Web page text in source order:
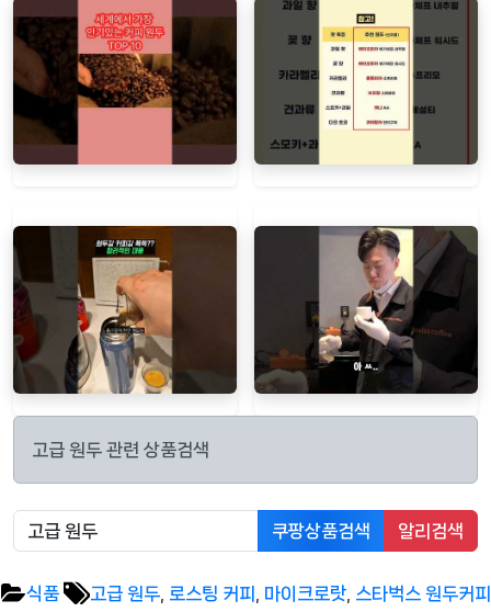
고급 원두 관련 상품검색
쿠팡상품검색 알리검색
식품 Tags:
고급 원두 로스팅 커피 마이크로랏 스타벅스 원두커피